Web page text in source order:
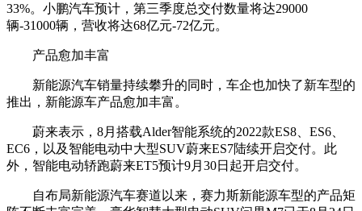
33%。小鹏汽车预计，第三季度总交付数量将达29000
辆-31000辆，营收将达68亿元-72亿元。
产品愈加丰富
新能源汽车销量持续攀升的同时，车企也加快了新车型的
推出，新能源车产品愈加丰富。
蔚来表示，8月搭载Alder智能系统的2022款ES8、ES6、
EC6，以及智能电动中大型SUV蔚来ES7陆续开启交付。此
外，智能电动轿跑蔚来ET5预计9月30日起开启交付。
自布局新能源汽车赛道以来，赛力斯新能源车型的产品矩